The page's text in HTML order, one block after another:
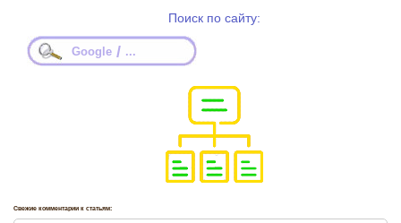
Поиск по сайту:
Google / ...
Свежие комментарии к статьям: